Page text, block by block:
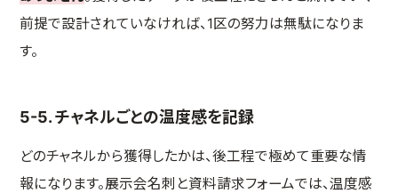
前提で設計されていなければ、1区の努力は無駄になりま
す。
5-5. チャネルごとの温度感を記録
どのチャネルから獲得したかは、後工程で極めて重要な情
報になります。展示会名刺と資料請求フォームでは、温度感